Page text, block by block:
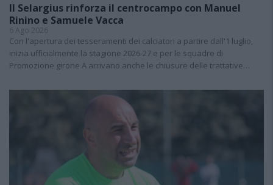
Il Selargius rinforza il centrocampo con Manuel
Rinino e Samuele Vacca
6 Ago 2026
Con l'apertura dei tesseramenti dei calciatori a partire dall'1 luglio,
inizia ufficialmente la stagione 2026-27 e per le squadre di
Promozione girone A arrivano anche le chiusure delle trattative…